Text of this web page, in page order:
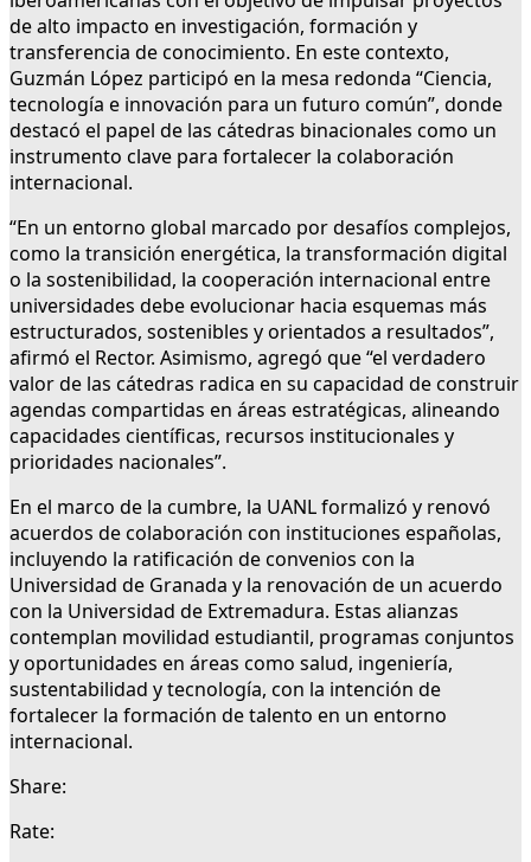
de alto impacto en investigación, formación y
transferencia de conocimiento. En este contexto,
Guzmán López participó en la mesa redonda “Ciencia,
tecnología e innovación para un futuro común”, donde
destacó el papel de las cátedras binacionales como un
instrumento clave para fortalecer la colaboración
internacional.
“En un entorno global marcado por desafíos complejos,
como la transición energética, la transformación digital
o la sostenibilidad, la cooperación internacional entre
universidades debe evolucionar hacia esquemas más
estructurados, sostenibles y orientados a resultados”,
afirmó el Rector. Asimismo, agregó que “el verdadero
valor de las cátedras radica en su capacidad de construir
agendas compartidas en áreas estratégicas, alineando
capacidades científicas, recursos institucionales y
prioridades nacionales”.
En el marco de la cumbre, la UANL formalizó y renovó
acuerdos de colaboración con instituciones españolas,
incluyendo la ratificación de convenios con la
Universidad de Granada y la renovación de un acuerdo
con la Universidad de Extremadura. Estas alianzas
contemplan movilidad estudiantil, programas conjuntos
y oportunidades en áreas como salud, ingeniería,
sustentabilidad y tecnología, con la intención de
fortalecer la formación de talento en un entorno
internacional.
Share:
Rate: